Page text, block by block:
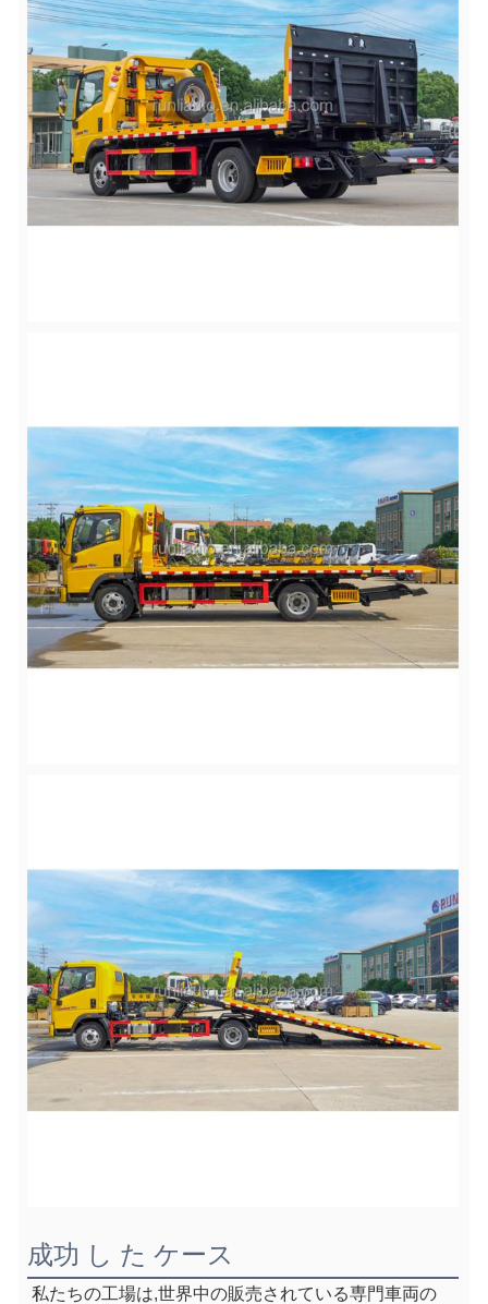
成功 し た ケース
私たちの工場は,世界中の販売されている専門車両の